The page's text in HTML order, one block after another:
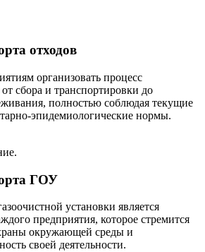
отходов
организовать процесс
сбора и транспортировки до
полностью соблюдая текущие
эпидемиологические нормы.
ГОУ
установки является
предприятия, которое стремится
окружающей среды и
своей деятельности.